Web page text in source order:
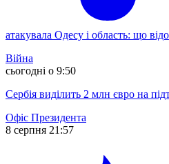
атакувала Одесу і область: що
Війна
сьогодні о 9:50
Сербія виділить 2 млн євро на
Офіс Президента
8 серпня 21:57